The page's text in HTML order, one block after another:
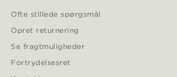
Ofte stillede spørgsmål
Opret returnering
Se fragtmuligheder
Fortrydelsesret